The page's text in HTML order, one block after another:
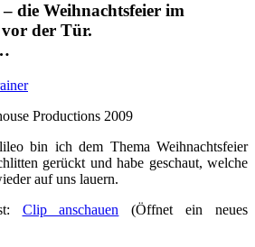
die Weihnachtsfeier im
der Tür.
Productions 2009
bin ich dem Thema Weihnachtsfeier
gerückt und habe geschaut, welche
auf uns lauern.
Clip anschauen (Öffnet ein neues